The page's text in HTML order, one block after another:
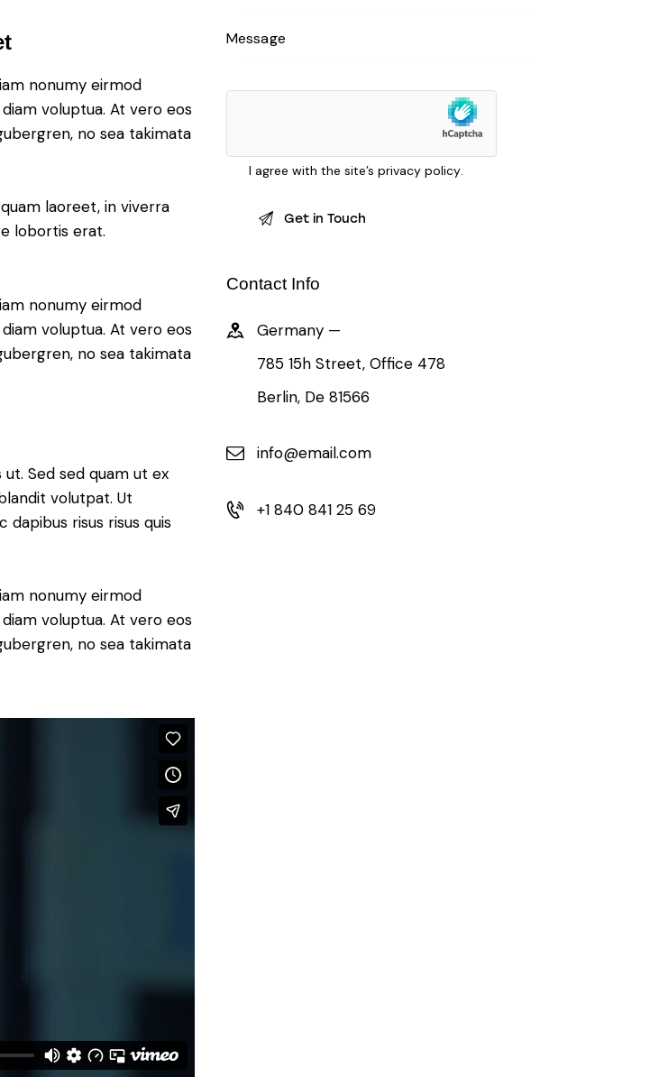
nonumy eirmod
voluptua. At vero eos
no sea takimata
laoreet, in viverra
lobortis erat.
nonumy eirmod
voluptua. At vero eos
no sea takimata
Sed sed quam ut ex
volutpat. Ut
risus risus quis
nonumy eirmod
voluptua. At vero eos
no sea takimata
I agree with the site’sprivacy policy.
Contact Info
Germany —
785 15h Street, Office 478
Berlin, De 81566
info@email.com
+1 840 841 25 69